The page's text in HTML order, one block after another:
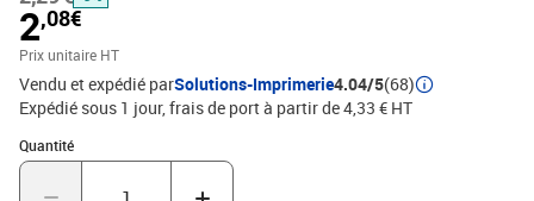
2,08€
Prix unitaire HT
Vendu et expédié parSolutions-Imprimerie4.04/5(68)
Expédié sous 1 jour, frais de port à partir de 4,33 € HT
Quantité
Quantité : 1